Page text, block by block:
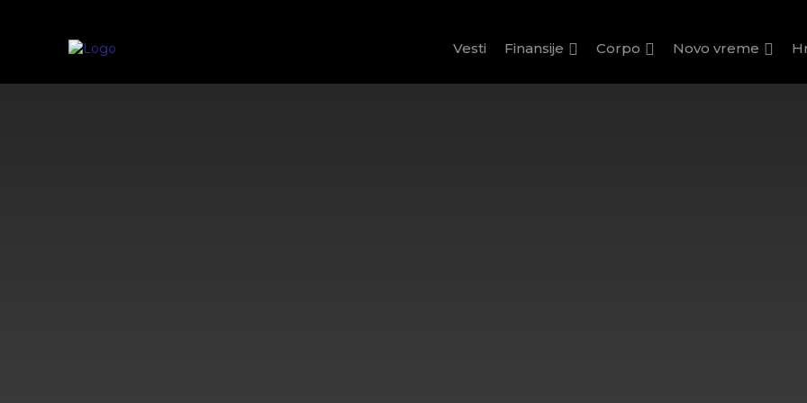
Vesti Finansije Corpo Novo vreme